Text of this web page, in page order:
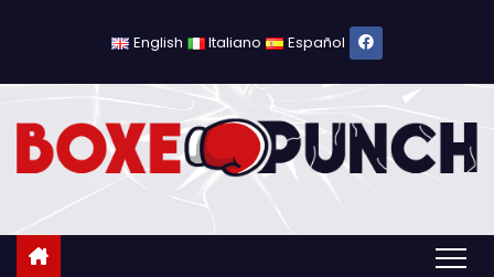
c
English Italiano Español